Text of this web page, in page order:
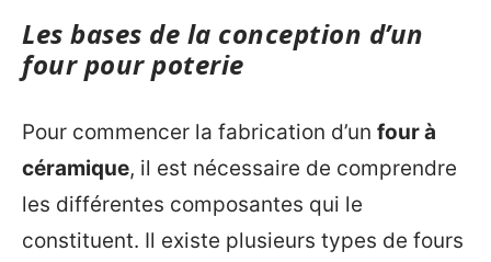
Les bases de la conception d’un
four pour poterie
Pour commencer la fabrication d’un four à
céramique, il est nécessaire de comprendre
les différentes composantes qui le
constituent. Il existe plusieurs types de fours